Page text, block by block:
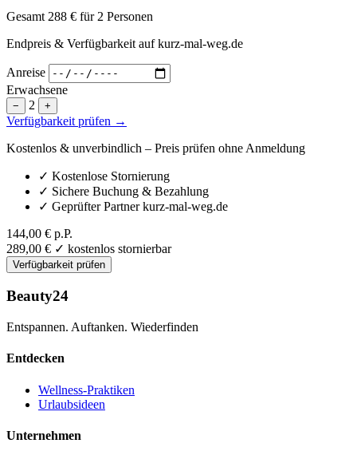
Gesamt 288 € für 2 Personen
Endpreis & Verfügbarkeit auf kurz-mal-weg.de
Anreise
Erwachsene
− 2 +
Verfügbarkeit prüfen →
Kostenlos & unverbindlich – Preis prüfen ohne Anmeldung
✓ Kostenlose Stornierung
✓ Sichere Buchung & Bezahlung
✓ Geprüfter Partner kurz-mal-weg.de
144,00 € p.P.
289,00 € ✓ kostenlos stornierbar
Verfügbarkeit prüfen
Beauty24
Entspannen. Auftanken. Wiederfinden
Entdecken
Wellness-Praktiken
Urlaubsideen
Unternehmen